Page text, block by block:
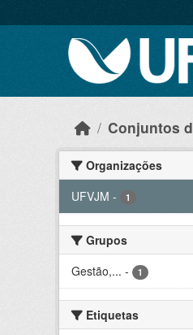
Conjuntos
Organizações
UFVJM - 1
Grupos
Gestão,... - 1
Etiquetas